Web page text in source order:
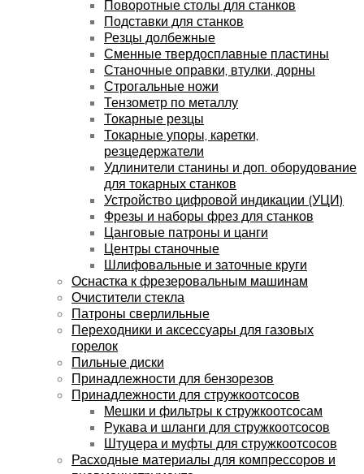
Поворотные столы для станков
Подставки для станков
Резцы долбежные
Сменные твердосплавные пластины
Станочные оправки, втулки, дорны
Строгальные ножи
Тензометр по металлу
Токарные резцы
Токарные упоры, каретки,
резцедержатели
Удлинители станины и доп. оборудование
для токарных станков
Устройство цифровой индикации (УЦИ)
Фрезы и наборы фрез для станков
Цанговые патроны и цанги
Центры станочные
Шлифовальные и заточные круги
Оснастка к фрезеровальным машинам
Очистители стекла
Патроны сверлильные
Переходники и аксессуары для газовых
горелок
Пильные диски
Принадлежности для бензорезов
Принадлежности для стружкоотсосов
Мешки и фильтры к стружкоотсосам
Рукава и шланги для стружкоотсосов
Штуцера и муфты для стружкоотсосов
Расходные материалы для компрессоров и